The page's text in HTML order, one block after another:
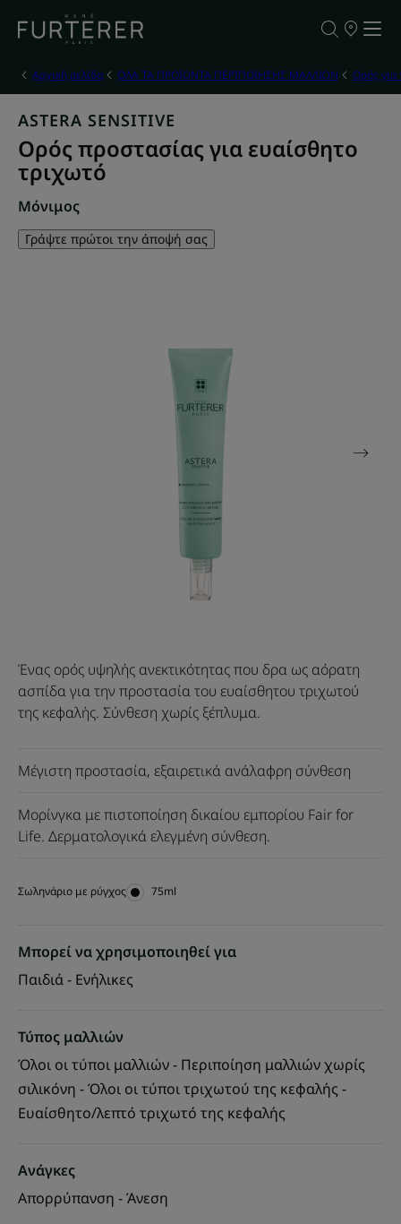
ΣΗΜΕΙΑ
ΜΑΣ
Αρχική σελίδα ΟΛΑ ΤΑ ΠΡΟΪΟΝΤΑ ΠΕΡΙΠΟΙΗΣΗΣ ΜΑΛΛΙΩΝ Ορός για
ASTERA SENSITIVE
Ορός προστασίας για ευαίσθητο
τριχωτό
Μόνιμος
Γράψτε πρώτοι την άποψή σας
Ένας ορός υψηλής ανεκτικότητας που δρα ως αόρατη
ασπίδα για την προστασία του ευαίσθητου τριχωτού
της κεφαλής. Σύνθεση χωρίς ξέπλυμα.
Μέγιστη προστασία, εξαιρετικά ανάλαφρη σύνθεση
Μορίνγκα με πιστοποίηση δικαίου εμπορίου Fair for
Life. Δερματολογικά ελεγμένη σύνθεση.
Σωληνάριο με ρύγχος
Σωληνάριο
75ml
Μπορεί να χρησιμοποιηθεί για
Παιδιά - Ενήλικες
Τύπος μαλλιών
Όλοι οι τύποι μαλλιών - Περιποίηση μαλλιών χωρίς
σιλικόνη - Όλοι οι τύποι τριχωτού της κεφαλής -
Ευαίσθητο/λεπτό τριχωτό της κεφαλής
Ανάγκες
Απορρύπανση - Άνεση